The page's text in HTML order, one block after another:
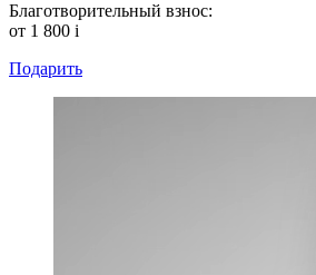
Благотворительный взнос:
от 1 800 i
Подарить